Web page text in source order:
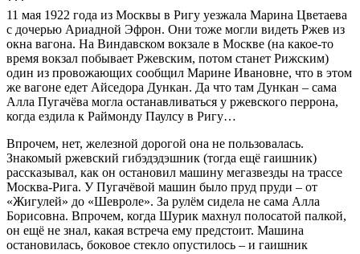
11 мая 1922 года из Москвы в Ригу уезжала Марина Цветаева
с дочерью Ариадной Эфрон. Они тоже могли видеть Ржев из
окна вагона. На Виндавском вокзале в Москве (на какое-то
время вокзал побывает Ржевским, потом станет Рижским)
один из провожающих сообщил Марине Ивановне, что в этом
же вагоне едет Айседора Дункан. Да что там Дункан – сама
Алла Пугачёва могла останавливаться у ржевского перрона,
когда ездила к Раймонду Паулсу в Ригу…
Впрочем, нет, железной дорогой она не пользовалась.
Знакомый ржевский гибэдэдэшник (тогда ещё гаишник)
рассказывал, как он остановил машину мегазвезды на трассе
Москва-Рига. У Пугачёвой машин было пруд пруди – от
«Жигулей» до «Шевроле». За рулём сидела не сама Алла
Борисовна. Впрочем, когда Шурик махнул полосатой палкой,
он ещё не знал, какая встреча ему предстоит. Машина
остановилась, боковое стекло опустилось – и гаишник